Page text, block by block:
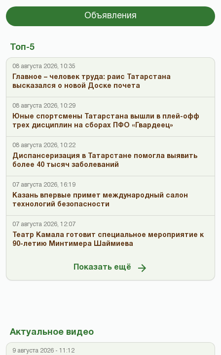
Объявления
Топ-5
08 августа 2026, 10:35
Главное – человек труда: раис Татарстана
высказался о новой Доске почета
08 августа 2026, 10:29
Юные спортсмены Татарстана вышли в плей-офф
трех дисциплин на сборах ПФО «Гвардеец»
08 августа 2026, 10:22
Диспансеризация в Татарстане помогла выявить
более 40 тысяч заболеваний
07 августа 2026, 16:19
Казань впервые примет международный салон
технологий безопасности
07 августа 2026, 12:07
Театр Камала готовит специальное мероприятие к
90-летию Минтимера Шаймиева
Показать ещё
Актуальное видео
9 августа 2026 - 11:12